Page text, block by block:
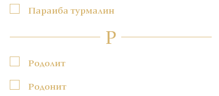
Параиба турмалин
Р
Родолит
Родонит